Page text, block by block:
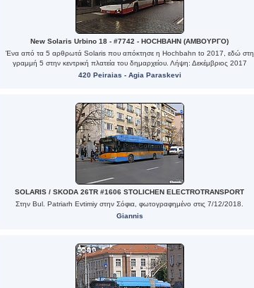
New Solaris Urbino 18 - #7742 - HOCHBAHN (ΑΜΒΟΥΡΓΟ)
Ένα από τα 5 αρθρωτά Solaris που απόκτησε η Hochbahn to 2017, εδώ στη
γραμμή 5 στην κεντρική πλατεία του δημαρχείου. Λήψη: Δεκέμβριος 2017
420 Peiraias - Agia Paraskevi
SOLARIS / SKODA 26TR #1606 STOLICHEN ELECTROTRANSPORT
Στην Bul. Patriarh Evtimiy στην Σόφια, φωτογραφημένο στις 7/12/2018.
Giannis